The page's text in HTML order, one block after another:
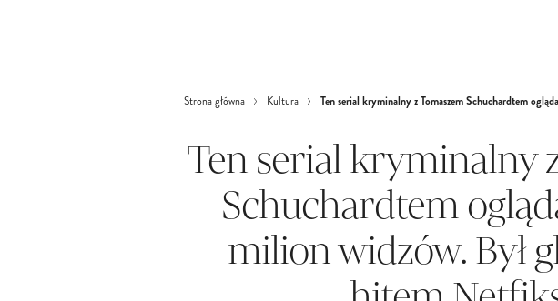
Strona główna Kultura Ten serial kryminalny z Tomaszem Schuchardtem
Ten serial kryminalny
Schuchardtem
milion widzów. Był